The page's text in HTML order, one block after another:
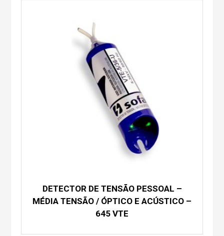
DETECTOR DE TENSÃO PESSOAL –
MÉDIA TENSÃO / ÓPTICO E ACÚSTICO –
645 VTE